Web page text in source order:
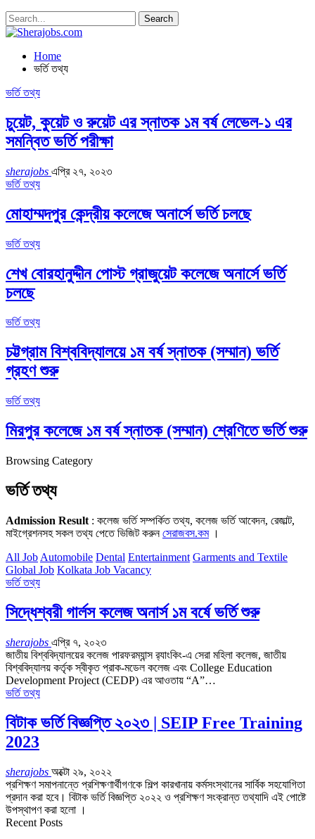
Home
ভর্তি তথ্য
ভর্তি তথ্য
চুয়েট, কুয়েট ও রুয়েট এর স্নাতক ১ম বর্ষ লেভেল-১ এর
সমন্বিত ভর্তি পরীক্ষা
sherajobs এপ্রি ২৭, ২০২৩
ভর্তি তথ্য
মোহাম্মদপুর কেন্দ্রীয় কলেজে অনার্সে ভর্তি চলছে
ভর্তি তথ্য
শেখ বোরহানুদ্দীন পোস্ট গ্রাজুয়েট কলেজে অনার্সে ভর্তি
চলছে
ভর্তি তথ্য
চট্টগ্রাম বিশ্ববিদ্যালয়ে ১ম বর্ষ স্নাতক (সম্মান) ভর্তি
গ্রহণ শুরু
ভর্তি তথ্য
মিরপুর কলেজে ১ম বর্ষ স্নাতক (সম্মান) শ্রেণিতে ভর্তি শুরু
Browsing Category
ভর্তি তথ্য
Admission Result : কলেজ ভর্তি সম্পর্কিত তথ্য, কলেজ ভর্তি আবেদন, রেজাল্ট,
মাইগ্রেশনসহ সকল তথ্য পেতে ভিজিট করুনসেরাজবস.কম।
All Job Automobile Dental Entertainment Garments and Textile
Global Job Kolkata Job Vacancy
ভর্তি তথ্য
সিদ্ধেশ্বরী গার্লস কলেজ অনার্স ১ম বর্ষে ভর্তি শুরু
sherajobs এপ্রি ৭, ২০২৩
জাতীয় বিশ্ববিদ্যালয়ের কলেজ পারফরম্যান্স র‍্যাংকিং-এ সেরা মহিলা কলেজ, জাতীয়
বিশ্ববিদ্যালয় কর্তৃক স্বীকৃত প্রাক-মডেল কলেজ এবং College Education
Development Project (CEDP) এর আওতায় “A”…
ভর্তি তথ্য
বিটাক ভর্তি বিজ্ঞপ্তি ২০২৩ | SEIP Free Training
2023
sherajobs অক্টো ২৯, ২০২২
প্রশিক্ষণ সমাপনান্তে প্রশিক্ষণার্থীগণকে শিল্প কারখানায় কর্মসংস্থানের সার্বিক সহযোগিতা
প্রদান করা হবে। বিটাক ভর্তি বিজ্ঞপ্তি ২০২২ ও প্রশিক্ষণ সংক্রান্ত তথ্যাদি এই পোষ্টে
উপস্থাপণ করা হলো ।
Recent Posts